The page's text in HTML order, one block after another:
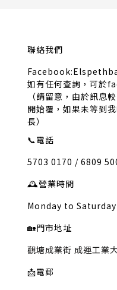
聯絡我們
如有任何查詢，可於
（請留意，由於訊息
開始覆，如果未等到
長）
📞電話
5703 0170 / 6809
🕰️營業時間
Monday to
🏡門市地址
觀塘成業街 成運工業
📩電郵